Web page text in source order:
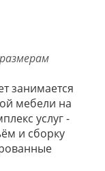
занимается
мебели на
услуг -
и сборку